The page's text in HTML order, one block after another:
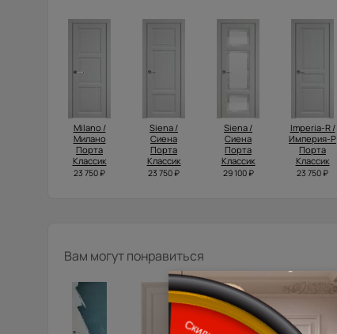
Milano /
Милано
Порта
Классик
23 750 ₽
Siena /
Сиена
Порта
Классик
23 750 ₽
Siena /
Сиена
Порта
Классик
29 100 ₽
Imperia-R /
Империя-Р
Порта
Классик
23 750 ₽
Вам могут понравиться